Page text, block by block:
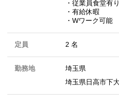
・従業員食堂有り
・有給休暇
・Wワーク可能
定員 2 名
勤務地
埼玉県
埼玉県日高市下